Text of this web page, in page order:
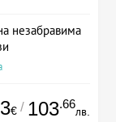
незабравима
€ / 103.66
лв.